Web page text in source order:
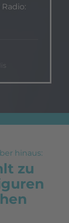
hinaus:
zu